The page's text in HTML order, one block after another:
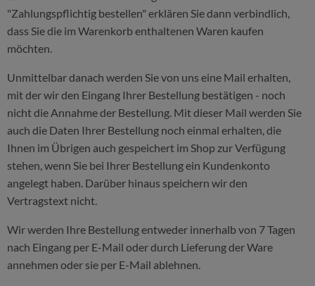
"Zahlungspflichtig bestellen" erklären Sie dann verbindlich,
dass Sie die im Warenkorb enthaltenen Waren kaufen
möchten.
Unmittelbar danach werden Sie von uns eine Mail erhalten,
mit der wir den Eingang Ihrer Bestellung bestätigen - noch
nicht die Annahme der Bestellung. Mit dieser Mail werden Sie
auch die Daten Ihrer Bestellung noch einmal erhalten, die
Ihnen im Übrigen auch gespeichert im Shop zur Verfügung
stehen, wenn Sie bei Ihrer Bestellung ein Kundenkonto
angelegt haben. Darüber hinaus speichern wir den
Vertragstext nicht.
Wir werden Ihre Bestellung entweder innerhalb von 7 Tagen
nach Eingang per E-Mail oder durch Lieferung der Ware
annehmen oder sie per E-Mail ablehnen.